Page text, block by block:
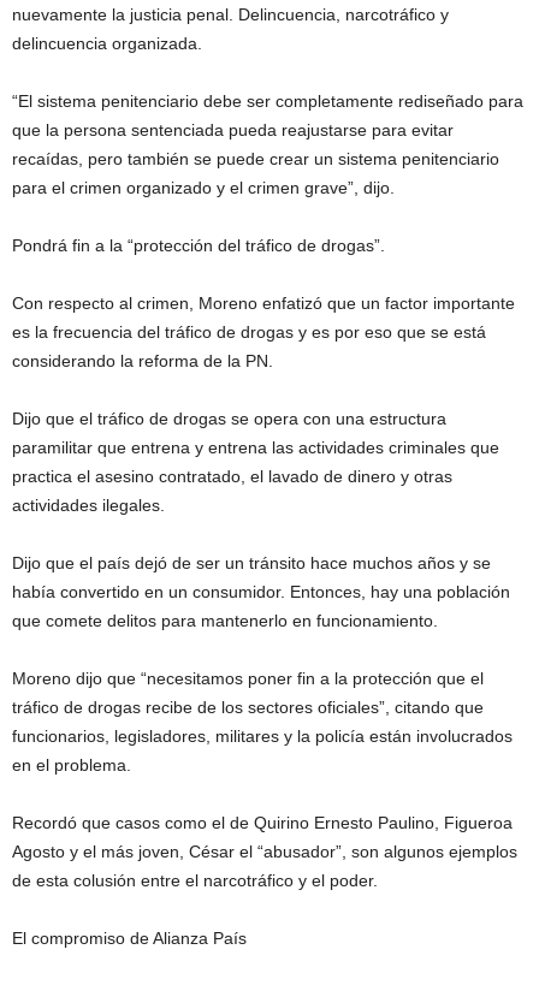
nuevamente la justicia penal. Delincuencia, narcotráfico y
delincuencia organizada.
“El sistema penitenciario debe ser completamente rediseñado para
que la persona sentenciada pueda reajustarse para evitar
recaídas, pero también se puede crear un sistema penitenciario
para el crimen organizado y el crimen grave”, dijo.
Pondrá fin a la “protección del tráfico de drogas”.
Con respecto al crimen, Moreno enfatizó que un factor importante
es la frecuencia del tráfico de drogas y es por eso que se está
considerando la reforma de la PN.
Dijo que el tráfico de drogas se opera con una estructura
paramilitar que entrena y entrena las actividades criminales que
practica el asesino contratado, el lavado de dinero y otras
actividades ilegales.
Dijo que el país dejó de ser un tránsito hace muchos años y se
había convertido en un consumidor. Entonces, hay una población
que comete delitos para mantenerlo en funcionamiento.
Moreno dijo que “necesitamos poner fin a la protección que el
tráfico de drogas recibe de los sectores oficiales”, citando que
funcionarios, legisladores, militares y la policía están involucrados
en el problema.
Recordó que casos como el de Quirino Ernesto Paulino, Figueroa
Agosto y el más joven, César el “abusador”, son algunos ejemplos
de esta colusión entre el narcotráfico y el poder.
El compromiso de Alianza País